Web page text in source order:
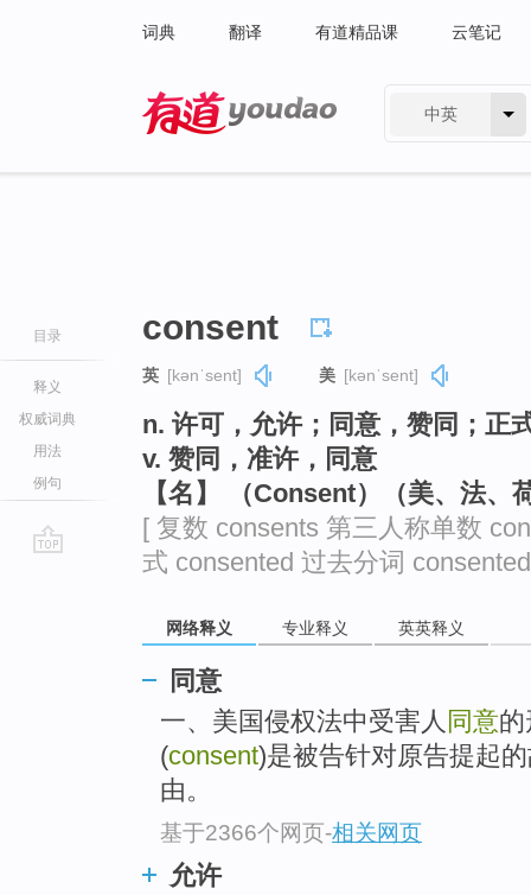
词典 翻译 有道精品课 云笔记
中英
目录
释义
权威词典
用法
例句
consent
英 [kənˈsent] 美 [kənˈsent]
n. 许可，允许；同意，赞同；正
v. 赞同，准许，同意
【名】 （Consent）（美、法、
[ 复数 consents 第三人称单数
式 consented 过去分词
网络释义 专业释义 英英释义
同意
一、美国侵权法中受害人 同意
(consent)是被告针对原告提起
由。
基于2366个网页-相关网页
允许